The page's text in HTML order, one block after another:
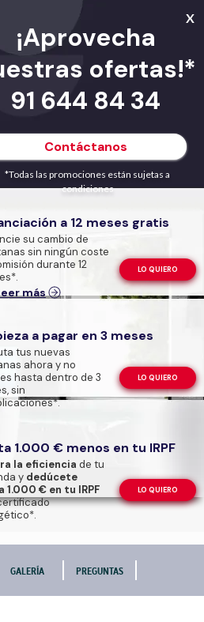
segura y fácil.
de su casa:
Puede ampliar un espacio ya
formas de cubrir su terraza, más
Nuestros técnicos le orientarán y
técnicas del cerramiento que mejor se
tipo de compromiso.
tendrá la sensación de estar ante
vez que la abra, el espacio de la
ocupan un pequeño espacio.
por una guía hasta el extremo. Allí
que se ponen en perpendicular a la
es que no es necesario abrir todas
queramos.
compuesto por dos perfiles de aluminio
vidrio que se deslizan por ellos y se
del 2019, estamos adscritos al Plan
Si cuenta con un cerramiento antiguo
y tramitarle la subvención,
y condiciones, al mismo tiempo que
bien de nosotros”.
GALERÍA PREGUNTAS
¡Aprovecha
ofertas!*
91 644 84 34
X
Contáctanos
*Todas las promociones están sujetas a
condiciones
a 12 meses gratis
su cambio de
sin ningún coste
durante 12
más
LO QUIERO
a pagar en 3 meses
tus nuevas
ahora y no
hasta dentro de 3
sin
LO QUIERO
1.000 € menos en tu IRPF
la eficiencia de tu
y dedúcete
1.000 € en tu IRPF
LO QUIERO